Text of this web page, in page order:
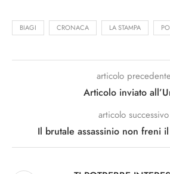
BIAGI CRONACA LA STAMPA
articolo precedente
Articolo inviato
articolo successivo
Il brutale assassinio non freni